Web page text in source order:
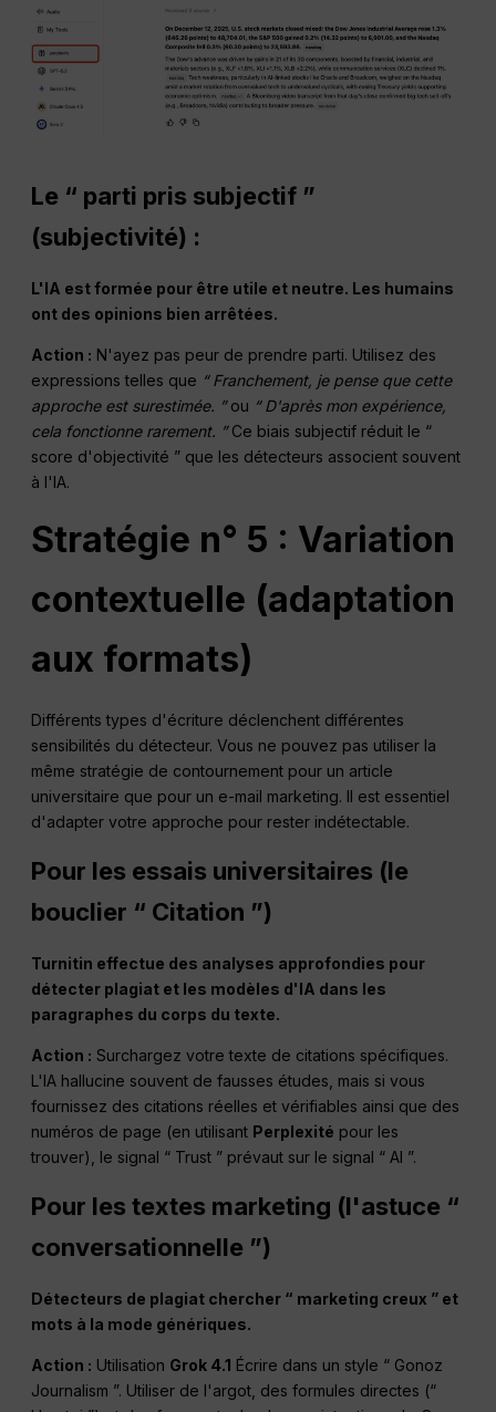
Le “ parti pris subjectif ”
(subjectivité) :
L'IA est formée pour être utile et neutre. Les humains
ont des opinions bien arrêtées.
Action : N'ayez pas peur de prendre parti. Utilisez des
expressions telles que “ Franchement, je pense que cette
approche est surestimée. ”ou “ D'après mon expérience,
cela fonctionne rarement. ”Ce biais subjectif réduit le “
score d'objectivité ” que les détecteurs associent souvent
à l'IA.
Stratégie n° 5 : Variation
contextuelle (adaptation
aux formats)
Différents types d'écriture déclenchent différentes
sensibilités du détecteur. Vous ne pouvez pas utiliser la
même stratégie de contournement pour un article
universitaire que pour un e-mail marketing. Il est essentiel
d'adapter votre approche pour rester indétectable.
Pour les essais universitaires (le
bouclier “ Citation ”)
Turnitin effectue des analyses approfondies pour
détecter plagiat et les modèles d'IA dans les
paragraphes du corps du texte.
Action : Surchargez votre texte de citations spécifiques.
L'IA hallucine souvent de fausses études, mais si vous
fournissez des citations réelles et vérifiables ainsi que des
numéros de page (en utilisant Perplexité pour les
trouver), le signal “ Trust ” prévaut sur le signal “ AI ”.
Pour les textes marketing (l'astuce “
conversationnelle ”)
Détecteurs de plagiat chercher “ marketing creux ” et
mots à la mode génériques.
Action : Utilisation Grok 4.1 Écrire dans un style “ Gonoz
Journalism ”. Utiliser de l'argot, des formules directes (“